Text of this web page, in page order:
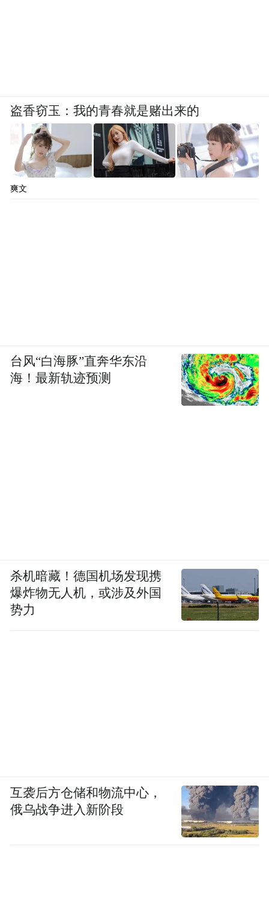
盗香窃玉：我的青春就是赌出来的
爽文
台风“白海豚”直奔华东沿
海！最新轨迹预测
杀机暗藏！德国机场发现携
爆炸物无人机，或涉及外国
势力
互袭后方仓储和物流中心，
俄乌战争进入新阶段